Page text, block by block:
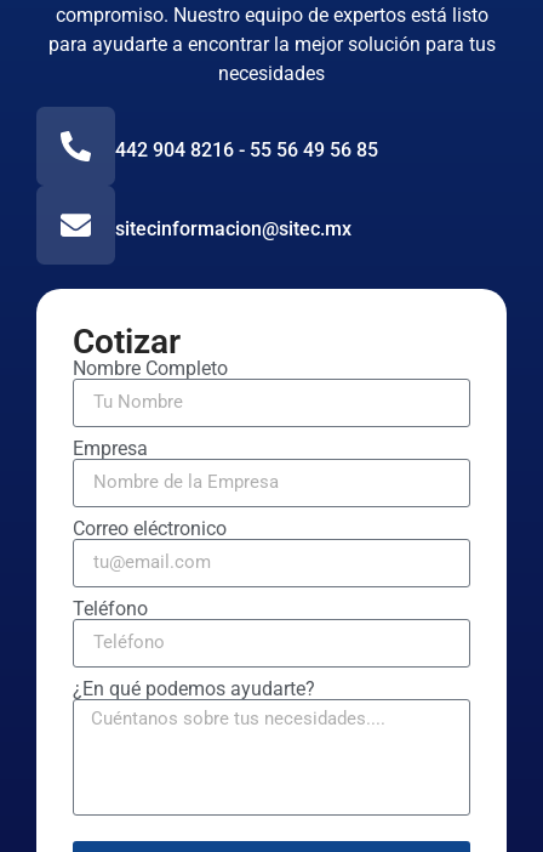
compromiso. Nuestro equipo de expertos está listo
para ayudarte a encontrar la mejor solución para tus
necesidades
442 904 8216 - 55 56 49 56 85
sitecinformacion@sitec.mx
Cotizar
Nombre Completo
Empresa
Correo eléctronico
Teléfono
¿En qué podemos ayudarte?